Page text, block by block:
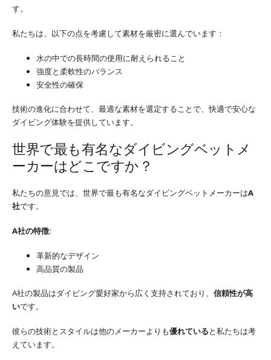
す。
私たちは、以下の点を考慮して素材を厳密に選んでいます：
水の中での長時間の使用に耐えられること
強度と柔軟性のバランス
安全性の確保
技術の進化に合わせて、最適な素材を選定することで、快適で安心な
ダイビング体験を提供しています。
世界で最も有名なダイビングベットメ
ーカーはどこですか？
私たちの意見では、世界で最も有名なダイビングベットメーカーはA
社です。
A社の特徴:
革新的なデザイン
高品質の製品
A社の製品はダイビング愛好家から広く支持されており、 信頼性が高
いです。
彼らの技術とスタイルは他のメーカーよりも優れていると私たちは考
えています。